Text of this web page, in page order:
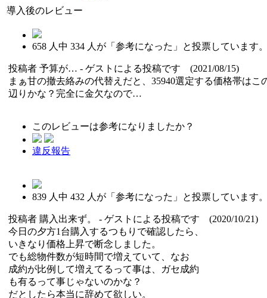
導入後のレビュー
658 人中 334 人が「参考になった」と投票しています
投稿者 予算が… - ゲストによる投稿です (2021/08/15)
まぁ甘の撤去絡みの代替えだと、35940選定する価格帯はこ
辺りかな？完全に金欠なので…
このレビューは参考になりましたか？
違反報告
839 人中 432 人が「参考になった」と投票しています
投稿者 購入出来ず。
- ゲストによる投稿です (2020/10/21)
今日の夕方1台購入するつもりで確認したら、
いきなり価格上昇で断念しました。
でも総物件数が短時間で増えていて、なお
成約が比例して増えてるって事は、ガセ成約
も有るって事じゃないのかな？
だとしたら本当に辞めて欲しい。